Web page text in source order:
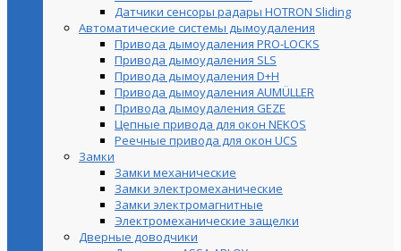
Датчики сенсоры радары HOTRON Sliding
Автоматические системы дымоудаления
Привода дымоудаления PRO-LOCKS
Привода дымоудаления SLS
Привода дымоудаления D+H
Привода дымоудаления AUMÜLLER
Привода дымоудаления GEZE
Цепные привода для окон NEKOS
Реечные привода для окон UСS
Замки
Замки механические
Замки электромеханические
Замки электромагнитные
Электромеханические защелки
Дверные доводчики